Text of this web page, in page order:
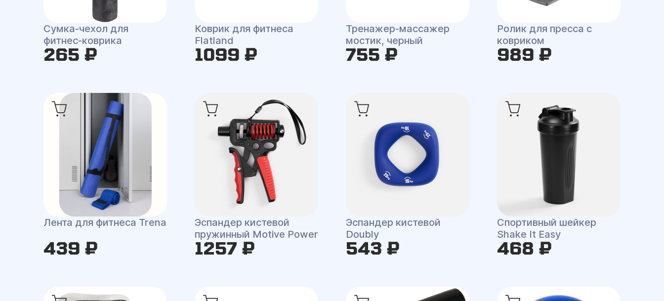
Сумка-чехол для
фитнес-коврика
265 ₽
Коврик для фитнеса
Flatland
1099 ₽
Тренажер-массажер
мостик, черный
755 ₽
Ролик для пресса с
ковриком
989 ₽
Лента для фитнеса Trena
439 ₽
Эспандер кистевой
пружинный Motive Power
1257 ₽
Эспандер кистевой
Doubly
543 ₽
Спортивный шейкер
Shake It Easy
468 ₽